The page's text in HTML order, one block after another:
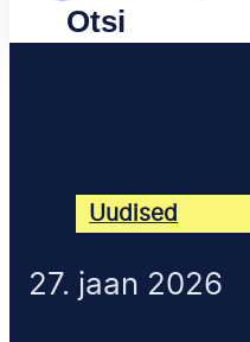
Uudised
27. jaan 2026